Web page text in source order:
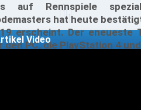
auf Rennspiele
hat heute
erscheint. Der eneueste
den PC, die PlayStation 4
Video